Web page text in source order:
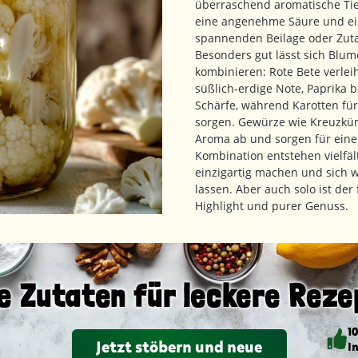
überraschend aromatische
eine angenehme Säure und
spannenden Beilage oder
Besonders gut lässt sich
kombinieren: Rote Bete
süßlich-erdige Note, Paprika
Schärfe, während Karotten
sorgen. Gewürze wie
Aroma ab und sorgen für
Kombination entstehen
einzigartig machen und sich
lassen. Aber auch solo ist
Highlight und purer Genuss.
Zutaten für leckere
Jetzt stöbern und neue